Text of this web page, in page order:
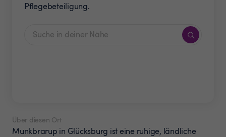
Pflegebeteiligung.
Über diesen Ort
Munkbrarup in Glücksburg ist eine ruhige, ländliche